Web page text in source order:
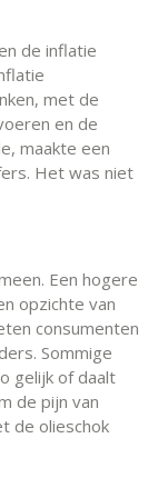
de inflatie
met de
en de
maakte een
Het was niet
Een hogere
opzichte van
consumenten
Sommige
gelijk of daalt
de pijn van
de olieschok